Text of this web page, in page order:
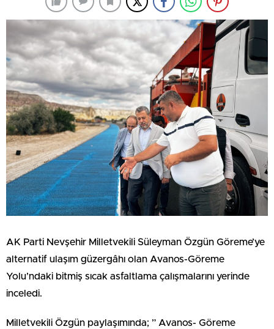
AK Parti Nevşehir Milletvekili Süleyman Özgün Göreme’ye
alternatif ulaşım güzergâhı olan Avanos-Göreme
Yolu’ndaki bitmiş sıcak asfaltlama çalışmalarını yerinde
inceledi.
Milletvekili Özgün paylaşımında; ” Avanos- Göreme